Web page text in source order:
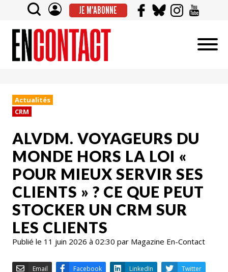
JE M'ABONNE
Actualités
CRM
ALVDM. VOYAGEURS DU
MONDE HORS LA LOI «
POUR MIEUX SERVIR SES
CLIENTS » ? CE QUE PEUT
STOCKER UN CRM SUR
LES CLIENTS
Publié le 11 juin 2026 à 02:30 par Magazine En-Contact